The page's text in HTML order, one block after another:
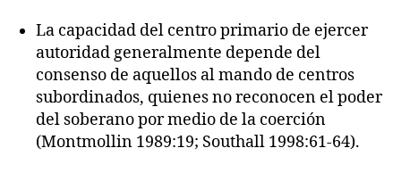
La capacidad del centro primario de ejercer
autoridad generalmente depende del
consenso de aquellos al mando de centros
subordinados, quienes no reconocen el poder
del soberano por medio de la coerción
(Montmollin 1989:19; Southall 1998:61-64).